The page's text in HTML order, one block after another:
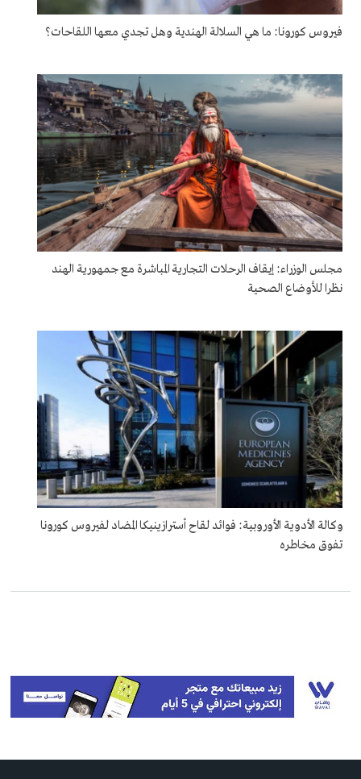
فيروس كورونا: ما هي السلالة الهندية وهل تجدي معها اللقاحات؟
مجلس الوزراء: إيقاف الرحلات التجارية المباشرة مع جمهورية الهند
نظرا للأوضاع الصحية
وكالة الأدوية الأوروبية: فوائد لقاح أسترازينيكا المضاد لفيروس كورونا
تفوق مخاطره